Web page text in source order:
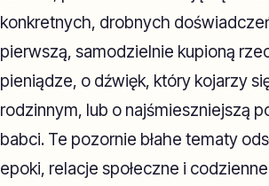
konkretnych, drobnych
pierwszą, samodzielnie kupioną
pieniądze, o dźwięk, który kojarzy
rodzinnym, lub o najśmieszniejszą
babci. Te pozornie błahe tematy
epoki, relacje społeczne i